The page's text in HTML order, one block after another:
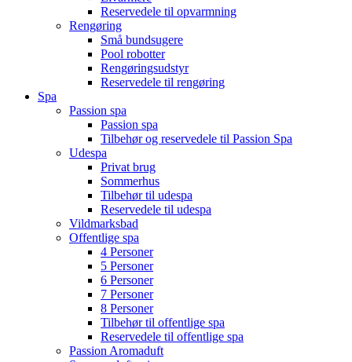
Reservedele til opvarmning
Rengøring
Små bundsugere
Pool robotter
Rengøringsudstyr
Reservedele til rengøring
Spa
Passion spa
Passion spa
Tilbehør og reservedele til Passion Spa
Udespa
Privat brug
Sommerhus
Tilbehør til udespa
Reservedele til udespa
Vildmarksbad
Offentlige spa
4 Personer
5 Personer
6 Personer
7 Personer
8 Personer
Tilbehør til offentlige spa
Reservedele til offentlige spa
Passion Aromaduft